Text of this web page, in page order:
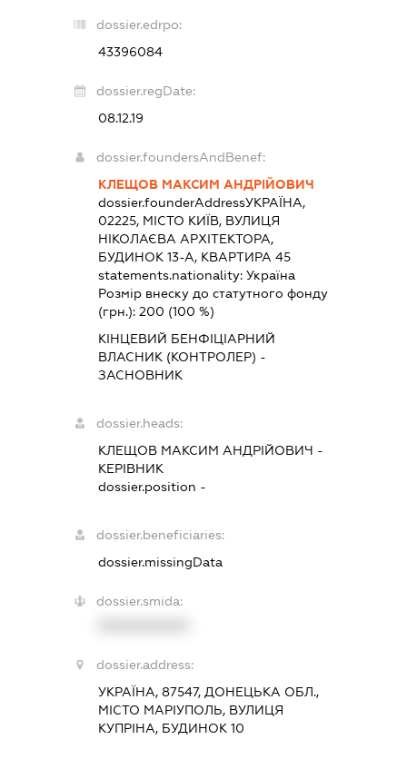
dossier.edrpo:
43396084
dossier.regDate:
08.12.19
dossier.foundersAndBenef:
КЛЕЩОВ МАКСИМ АНДРІЙОВИЧ
dossier.founderAddressУКРАЇНА,
02225, МІСТО КИЇВ, ВУЛИЦЯ
НІКОЛАЄВА АРХІТЕКТОРА,
БУДИНОК 13-А, КВАРТИРА 45
statements.nationality:Україна
Розмір внеску до статутного фонду
(грн.):200 (100 %)
КІНЦЕВИЙ БЕНФІЦІАРНИЙ
ВЛАСНИК (КОНТРОЛЕР) -
ЗАСНОВНИК
dossier.heads:
КЛЕЩОВ МАКСИМ АНДРІЙОВИЧ -
КЕРІВНИК
dossier.position -
dossier.beneficiaries:
dossier.missingData
dossier.smida:
dossier.address:
УКРАЇНА, 87547, ДОНЕЦЬКА ОБЛ.,
МІСТО МАРІУПОЛЬ, ВУЛИЦЯ
КУПРІНА, БУДИНОК 10